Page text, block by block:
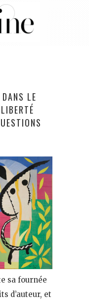
LE
sa fournée
d’auteur, et